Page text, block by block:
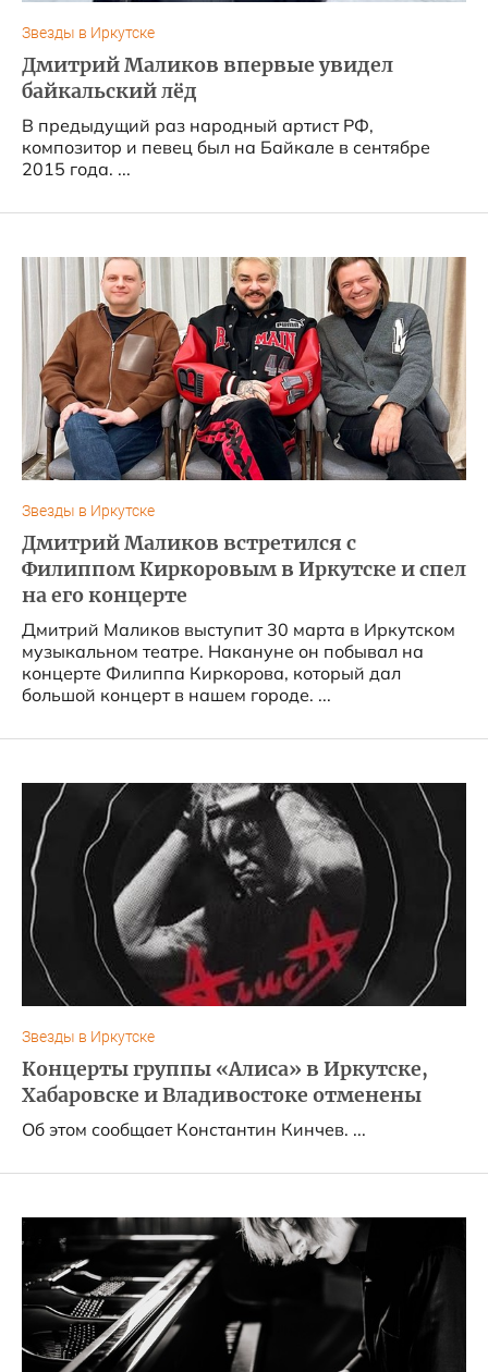
Звезды в Иркутске
Дмитрий Маликов впервые увидел
байкальский лёд
В предыдущий раз народный артист РФ,
композитор и певец был на Байкале в сентябре
2015 года. ...
Звезды в Иркутске
Дмитрий Маликов встретился с
Филиппом Киркоровым в Иркутске и спел
на его концерте
Дмитрий Маликов выступит 30 марта в Иркутском
музыкальном театре. Накануне он побывал на
концерте Филиппа Киркорова, который дал
большой концерт в нашем городе. ...
Звезды в Иркутске
Концерты группы «Алиса» в Иркутске,
Хабаровске и Владивостоке отменены
Об этом сообщает Константин Кинчев. ...